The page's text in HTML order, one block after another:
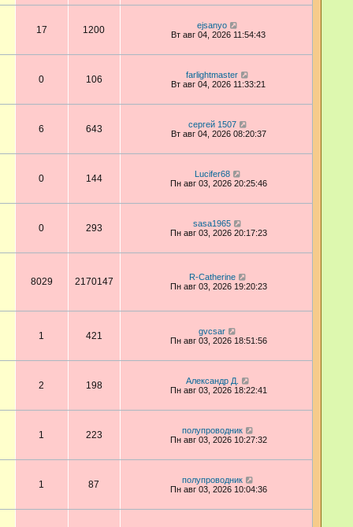
17 1200
ejsanyo
Вт авг 04, 2026 11:54:43
0 106
farlightmaster
Вт авг 04, 2026 11:33:21
6 643
сергей 1507
Вт авг 04, 2026 08:20:37
0 144
Lucifer68
Пн авг 03, 2026 20:25:46
0 293
sasa1965
Пн авг 03, 2026 20:17:23
8029 2170147
R-Catherine
Пн авг 03, 2026 19:20:23
1 421
gvcsar
Пн авг 03, 2026 18:51:56
2 198
Александр Д.
Пн авг 03, 2026 18:22:41
1 223
полупроводник
Пн авг 03, 2026 10:27:32
1 87
полупроводник
Пн авг 03, 2026 10:04:36